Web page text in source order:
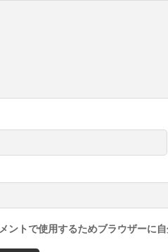
ントで使用するためブラウザーに